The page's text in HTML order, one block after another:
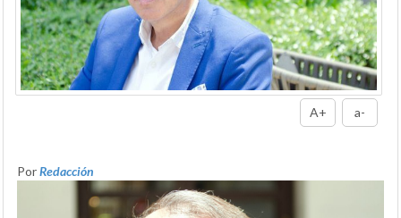
A+ a-
PorRedacción